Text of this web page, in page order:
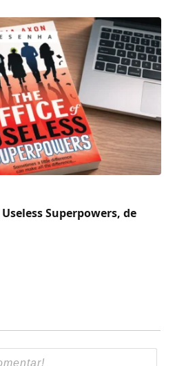
Superpowers, de